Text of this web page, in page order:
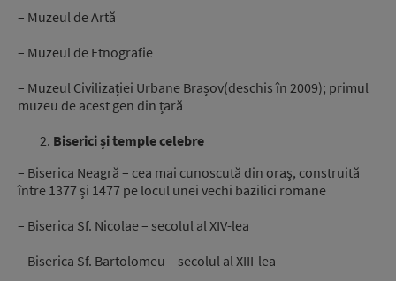
– Muzeul de Artă
– Muzeul de Etnografie
– Muzeul Civilizației Urbane Brașov(deschis în 2009); primul
muzeu de acest gen din țară
Biserici și temple celebre
– Biserica Neagră – cea mai cunoscută din oraș, construită
între 1377 și 1477 pe locul unei vechi bazilici romane
– Biserica Sf. Nicolae – secolul al XIV-lea
– Biserica Sf. Bartolomeu – secolul al XIII-lea